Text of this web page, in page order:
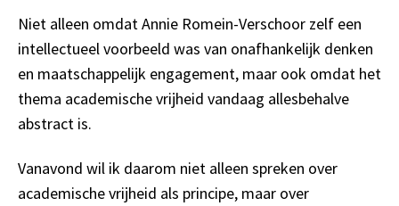
Niet alleen omdat Annie Romein-Verschoor zelf een
intellectueel voorbeeld was van onafhankelijk denken
en maatschappelijk engagement, maar ook omdat het
thema academische vrijheid vandaag allesbehalve
abstract is.
Vanavond wil ik daarom niet alleen spreken over
academische vrijheid als principe, maar over